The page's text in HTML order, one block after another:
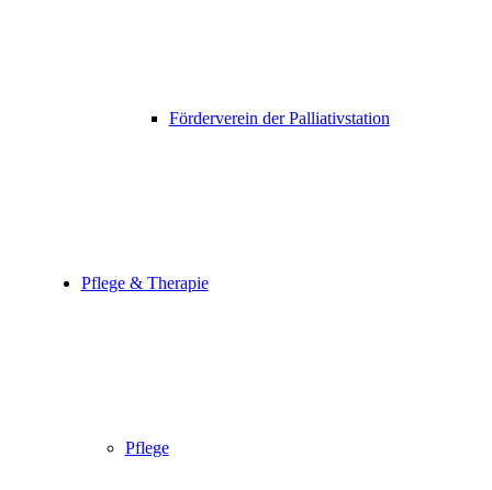
Förderverein der Palliativstation
Pflege & Therapie
Pflege